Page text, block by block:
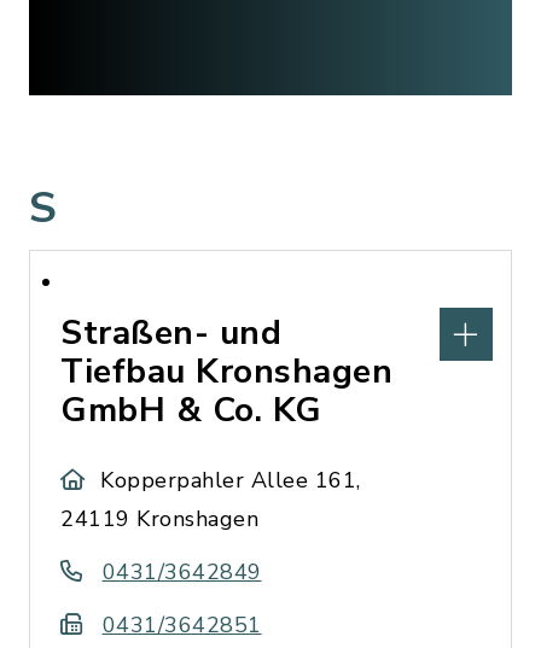
S
Straßen- und
Tiefbau Kronshagen
GmbH & Co. KG
Kopperpahler Allee 161,
24119 Kronshagen
0431/3642849
0431/3642851